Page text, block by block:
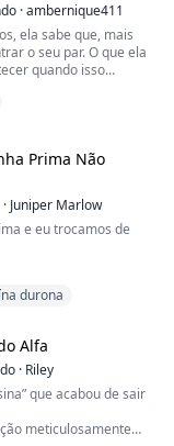
mulher poderia
um lar feli...
·ambernique411
ela sabe que, mais
o seu par. O que ela
quando isso
chão por muito
mas tinha medo
Prima Não
· Juniper Marlow
e eu trocamos de
anos juntos e
Minha prima foi
marca. Sem amor.
durona
Alfa
· Riley
que acabou de sair
meticulosamente